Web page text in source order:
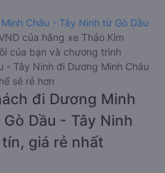
Châu - Tây Ninh từ Gò Dầu
của hãng xe Thảo Kim
của bạn và chương trình
- Tây Ninh đi Dương Minh Châu
sẽ rẻ hơn
đi Dương Minh
Dầu - Tây Ninh
giá rẻ nhất